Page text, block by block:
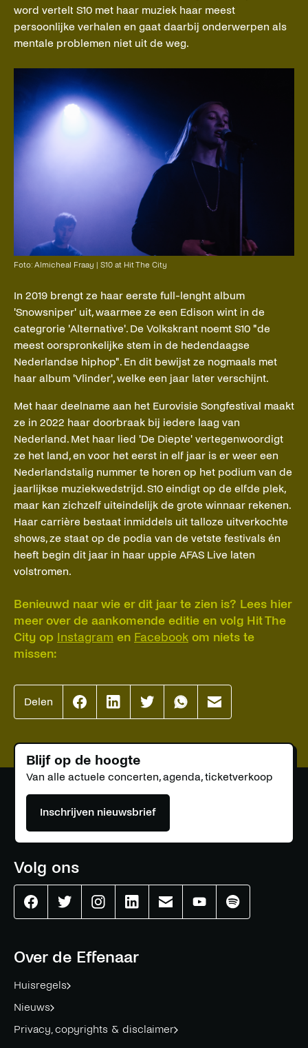
word vertelt S10 met haar muziek haar meest
persoonlijke verhalen en gaat daarbij onderwerpen als
mentale problemen niet uit de weg.
Foto: Almicheal Fraay | S10 at Hit The City
In 2019 brengt ze haar eerste full-lenght album
'Snowsniper' uit, waarmee ze een Edison wint in de
categrorie 'Alternative'. De Volkskrant noemt S10 "de
meest oorspronkelijke stem in de hedendaagse
Nederlandse hiphop". En dit bewijst ze nogmaals met
haar album 'Vlinder', welke een jaar later verschijnt.
Met haar deelname aan het Eurovisie Songfestival maakt
ze in 2022 haar doorbraak bij iedere laag van
Nederland. Met haar lied 'De Diepte' vertegenwoordigt
ze het land, en voor het eerst in elf jaar is er weer een
Nederlandstalig nummer te horen op het podium van de
jaarlijkse muziekwedstrijd. S10 eindigt op de elfde plek,
maar kan zichzelf uiteindelijk de grote winnaar rekenen.
Haar carrière bestaat inmiddels uit talloze uitverkochte
shows, ze staat op de podia van de vetste festivals én
heeft begin dit jaar in haar uppie AFAS Live laten
volstromen.
Benieuwd naar wie er dit jaar te zien is? Lees hier
meer over de aankomende editie en volg Hit The
City op Instagram en Facebook om niets te
missen:
Delen
Effenaar
op
Effenaar
op
Effenaar
op
Effenaar
op
Effenaar
op
Over de Effenaar
Huisregels
Nieuws
Privacy, copyrights & disclaimer
Blijf op de hoogte
Van alle actuele concerten, agenda, ticketverkoop
Inschrijven nieuwsbrief
Volg ons
EffenaarEffenaarEffenaarEffenaarEffenaarEffenaarEffenaar